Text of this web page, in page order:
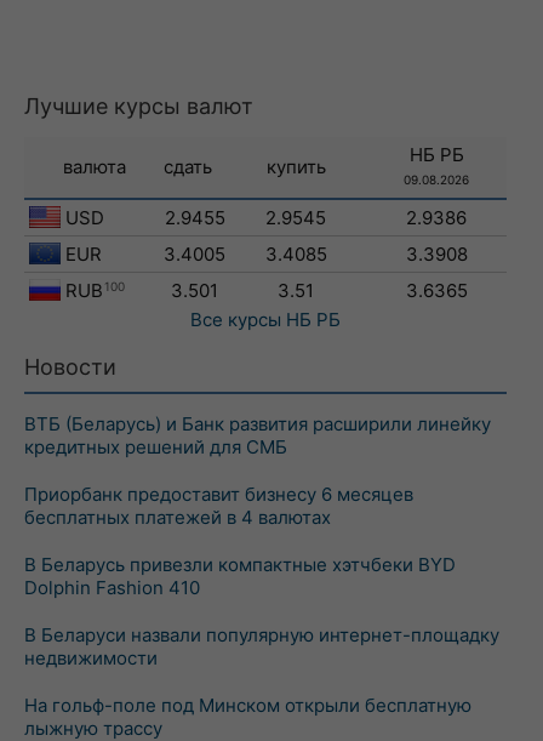
Лучшие курсы валют
валюта сдать купить
НБ РБ
09.08.2026
USD 2.9455 2.9545
2.9386
EUR
3.4005 3.4085
3.3908
RUB 100 3.501 3.51
3.6365
Все курсы НБ РБ
Новости
ВТБ (Беларусь) и Банк развития расширили линейку
кредитных решений для СМБ
Приорбанк предоставит бизнесу 6 месяцев
бесплатных платежей в 4 валютах
В Беларусь привезли компактные хэтчбеки BYD
Dolphin Fashion 410
В Беларуси назвали популярную интернет-площадку
недвижимости
На гольф-поле под Минском открыли бесплатную
лыжную трассу